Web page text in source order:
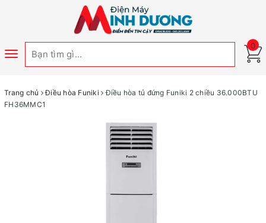
Toggle
0
Trang chủ Điều hòa Funiki
Điều hòa tủ đứng Funiki 2 chiều 36.000BTU
FH36MMC1